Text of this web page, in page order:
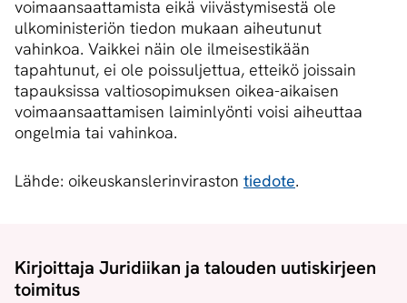
voimaansaattamista eikä viivästymisestä ole
ulkoministeriön tiedon mukaan aiheutunut
vahinkoa. Vaikkei näin ole ilmeisestikään
tapahtunut, ei ole poissuljettua, etteikö joissain
tapauksissa valtiosopimuksen oikea-aikaisen
voimaansaattamisen laiminlyönti voisi aiheuttaa
ongelmia tai vahinkoa.
Lähde: oikeuskanslerinviraston tiedote.
Kirjoittaja Juridiikan ja talouden uutiskirjeen
toimitus